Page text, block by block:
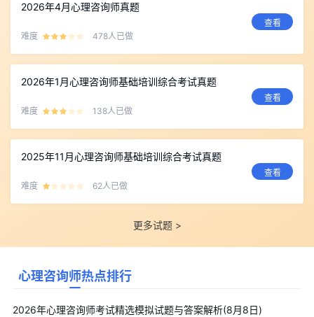
2026年4月心理咨询师真题
难度 478人已做
查看
2026年1月心理咨询师基础培训综合考试真题
难度 138人已做
查看
2025年11月心理咨询师基础培训综合考试真题
难度 62人已做
查看
更多试题 >
心理咨询师热点排行
2026年心理咨询师考试精选模拟试题与答案解析(8月8日)